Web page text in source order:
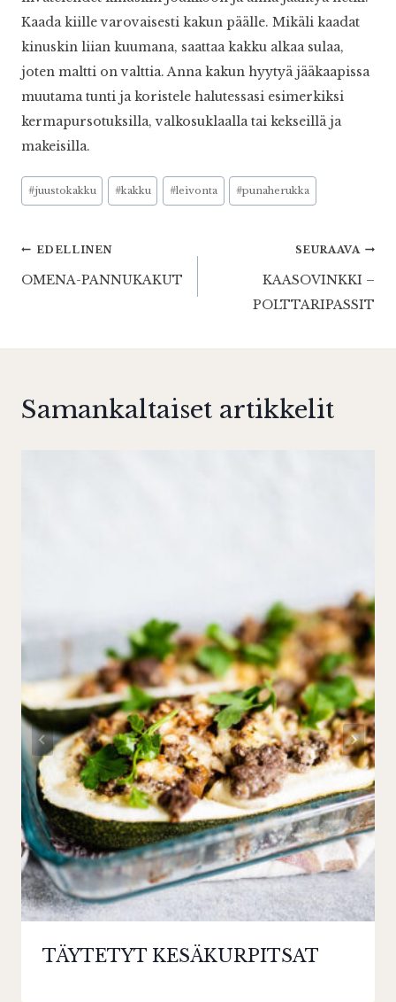
Kaada kiille varovaisesti kakun päälle. Mikäli kaadat
kinuskin liian kuumana, saattaa kakku alkaa sulaa,
joten maltti on valttia. Anna kakun hyytyä jääkaapissa
muutama tunti ja koristele halutessasi esimerkiksi
kermapursotuksilla, valkosuklaalla tai kekseillä ja
makeisilla.
Avainsanat:
#juustokakku #kakku #leivonta #punaherukka
Artikkelien
selaus
EDELLINEN
OMENA-PANNUKAKUT
SEURAAVA
KAASOVINKKI –
POLTTARIPASSIT
Samankaltaiset artikkelit
TÄYTETYT KESÄKURPITSAT